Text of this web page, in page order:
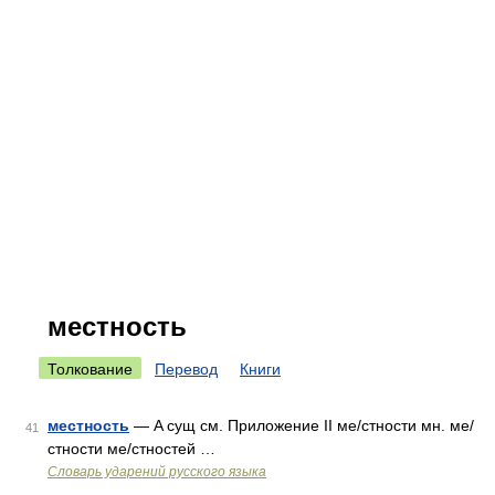
местность
Толкование Перевод Книги
41 местность — A сущ см. Приложение II ме/стности мн. ме/
стности ме/стностей …
Словарь ударений русского языка